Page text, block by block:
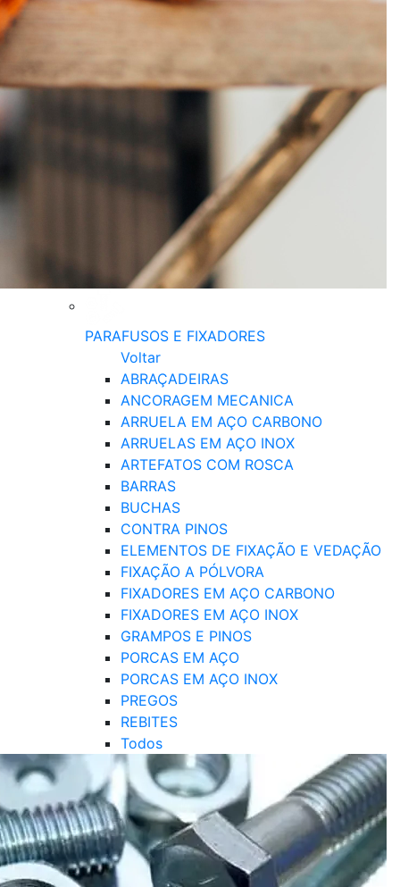
PARAFUSOS E FIXADORES
Voltar
ABRAÇADEIRAS
ANCORAGEM MECANICA
ARRUELA EM AÇO CARBONO
ARRUELAS EM AÇO INOX
ARTEFATOS COM ROSCA
BARRAS
BUCHAS
CONTRA PINOS
ELEMENTOS DE FIXAÇÃO E VEDAÇÃO
FIXAÇÃO A PÓLVORA
FIXADORES EM AÇO CARBONO
FIXADORES EM AÇO INOX
GRAMPOS E PINOS
PORCAS EM AÇO
PORCAS EM AÇO INOX
PREGOS
REBITES
Todos